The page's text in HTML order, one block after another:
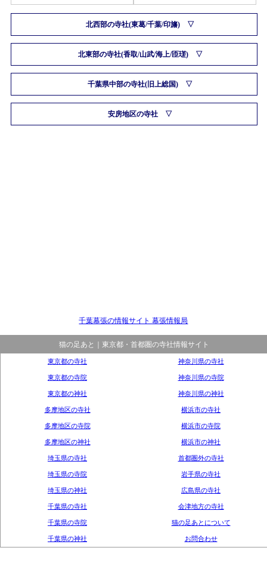
北西部の寺社(東葛/千葉/印旛)
北東部の寺社(香取/山武/海上/匝瑳)
千葉県中部の寺社(旧上総国)
安房地区の寺社
千葉幕張の情報サイト 幕張情報局
猫の足あと｜東京都・首都圏の寺社情報サイト
東京都の寺社
東京都の寺院
東京都の神社
多摩地区の寺社
多摩地区の寺院
多摩地区の神社
神奈川県の寺社
神奈川県の寺院
神奈川県の神社
横浜市の寺社
横浜市の寺院
横浜市の神社
埼玉県の寺社
埼玉県の寺院
埼玉県の神社
千葉県の寺社
千葉県の寺院
千葉県の神社
首都圏外の寺社
岩手県の寺社
広島県の寺社
会津地方の寺社
猫の足あとについて
お問合わせ